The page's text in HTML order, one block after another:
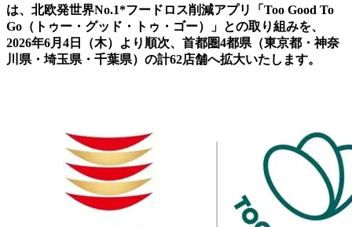
は、北欧発世界No.1*フードロス削減アプリ「Too Good To
Go（トゥー・グッド・トゥ・ゴー）」との取り組みを、
2026年6月4日（木）より順次、首都圏4都県（東京都・神奈
川県・埼玉県・千葉県）の計62店舗へ拡大いたします。